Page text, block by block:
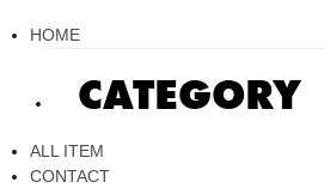
HOME
CATEGORY
ALL ITEM
CONTACT